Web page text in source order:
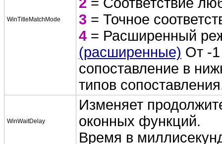
WinTitleMatchMode
3 = Точное
4 = Расширенный
(расширенные) От -
сопоставление в
типов
WinWaitDelay
Изменяет
оконных функций.
Время в